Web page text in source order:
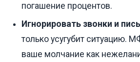
погашение процентов.
Игнорировать звонки и
только усугубит ситуацию.
ваше молчание как